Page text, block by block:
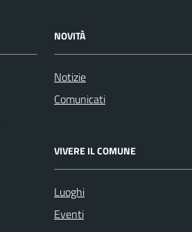
NOVITÀ
Notizie
Comunicati
VIVERE IL COMUNE
Luoghi
Eventi